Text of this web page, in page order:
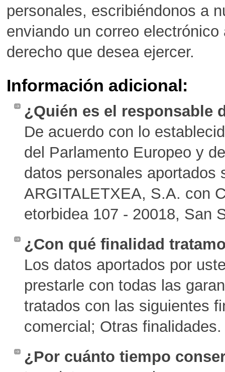
personales, escribiéndonos a
enviando un correo
derecho que desea ejercer.
Información adicional:
¿Quién es el responsable
De acuerdo con lo
del Parlamento Europeo y
datos personales aportados
ARGITALETXEA, S.A. con
etorbidea 107 - 20018, San
¿Con qué finalidad
Los datos aportados por
prestarle con todas las
tratados con las siguientes
comercial; Otras finalidades.
¿Por cuánto tiempo